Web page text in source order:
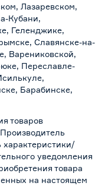
Лазаревском,
Кубани,
Геленджике,
Славянске-на-
Варениковской,
Переславле-
Барабинске,
товаров
характеристики/
уведомления
товара
на настоящем